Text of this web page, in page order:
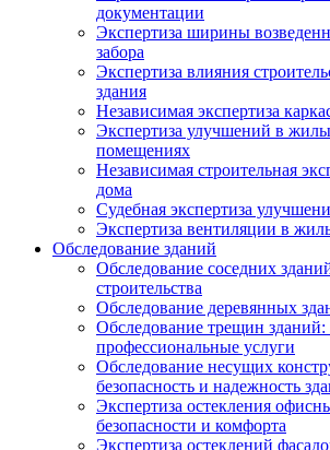
документации
Экспертиза ширины
забора
Экспертиза влияния
здания
Независимая экспертиза
Экспертиза улучшений в
помещениях
Независимая строительная
дома
Судебная экспертиза
Экспертиза вентиляции в
Обследование зданий
Обследование соседних
строительства
Обследование деревянных
Обследование трещин зданий:
профессиональные услуги
Обследование несущих
безопасность и надежность
Экспертиза остекления
безопасности и комфорта
Экспертиза остеклений